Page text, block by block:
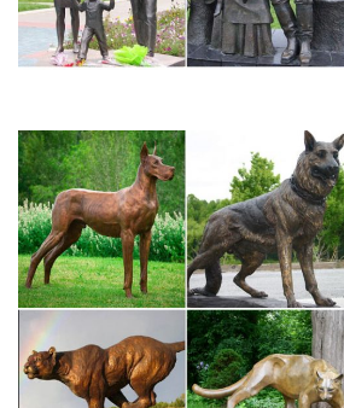
Ваш заказ за 2 дня всего за 450 рублей!
Статуэтки из бронзы. Бронзовые
Год Собаки Новинки Печати Сувениры
КолокольчикиБронзовый бюст
000.00 руб. (шт.) Купить.
Купить символ 2018 года – Собака
Фигурки символа года бывают
небольших брелоков на ключи до
размеров. Конечно же, какой именно
купить зависит в большей степени от
желаний получателя презента…